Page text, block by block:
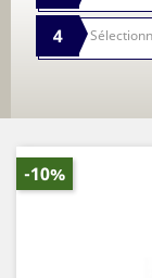
4
-10%